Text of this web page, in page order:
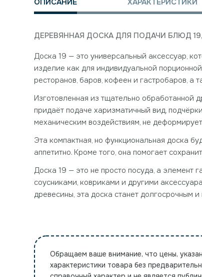
ОПИСАНИЕ ХАРАКТЕРИСТИКИ
ДЕРЕВЯННАЯ ДОСКА ДЛЯ ПОДАЧИ БЛЮД 19,
Доска 19 — это универсальный аксессуар,
изделие как для индивидуальной
ресторанов, баров, кофеен и гастробаров, а
Изготовленная из тщательно обработанной
придаёт подаче харизматичный вид,
механическим воздействиям, не
Эта компактная, но функциональная доска
аппетитно. Кроме того, она помогает
Доска 19 — это не просто посуда, а элемент
соусниками, ковриками и другими
древесины, эта доска станет долгосрочным
Обращаем ваше внимание, что цены,
характеристики товара без